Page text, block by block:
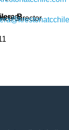
B.
Director